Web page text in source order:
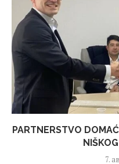
PARTNERSTVO
7.